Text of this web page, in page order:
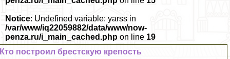
Notice: Undefined variable: yarss in
/var/www/iq22059882/data/www/now-
penza.ru/i_main_cached.php on line 19
Кто построил брестскую крепость